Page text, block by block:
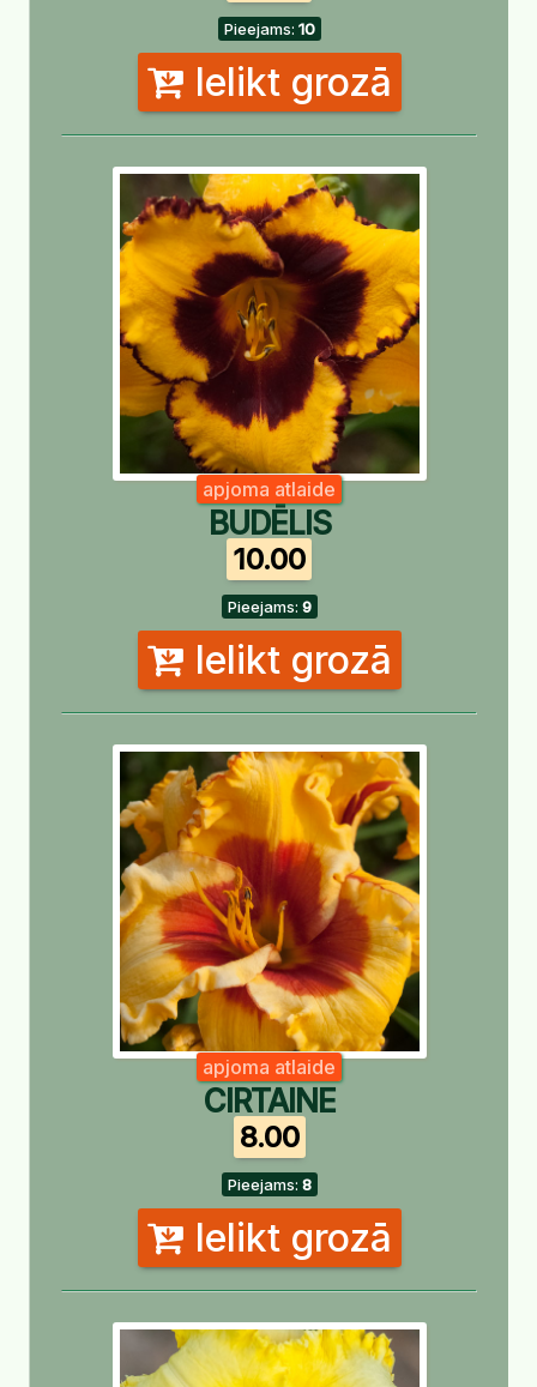
Pieejams: 10
Ielikt grozā
apjoma atlaide
BUDĒLIS
10.00
Pieejams: 9
Ielikt grozā
apjoma atlaide
CIRTAINE
8.00
Pieejams: 8
Ielikt grozā